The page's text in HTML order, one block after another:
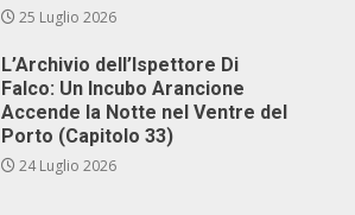
25 Luglio 2026
L’Archivio dell’Ispettore Di
Falco: Un Incubo Arancione
Accende la Notte nel Ventre del
Porto (Capitolo 33)
24 Luglio 2026